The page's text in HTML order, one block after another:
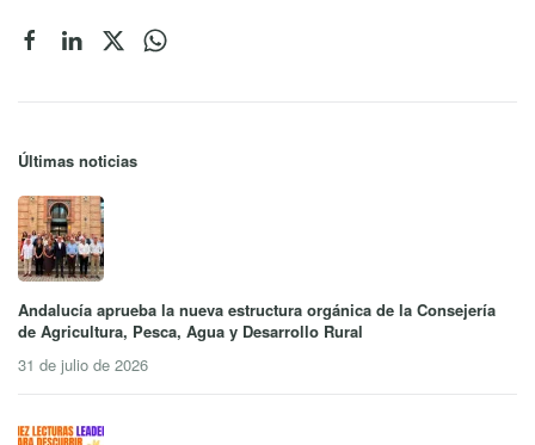
Últimas noticias
Andalucía aprueba la nueva estructura orgánica de la Consejería
de Agricultura, Pesca, Agua y Desarrollo Rural
31 de julio de 2026